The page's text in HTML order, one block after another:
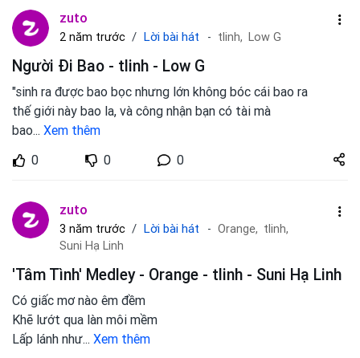
zuto
2 năm trước Lời bài hát tlinh, Low G
Người Đi Bao - tlinh - Low G
"sinh ra được bao bọc nhưng lớn không bóc cái bao ra
thế giới này bao la, và công nhận bạn có tài mà
bao... Xem thêm
0
0 0
Share
zuto.vn
zuto
3 năm trước Lời bài hát Orange, tlinh,
Suni Hạ Linh
'Tâm Tình' Medley - Orange - tlinh - Suni Hạ Linh
Có giấc mơ nào êm đềm
Khẽ lướt qua làn môi mềm
Lấp lánh như... Xem thêm